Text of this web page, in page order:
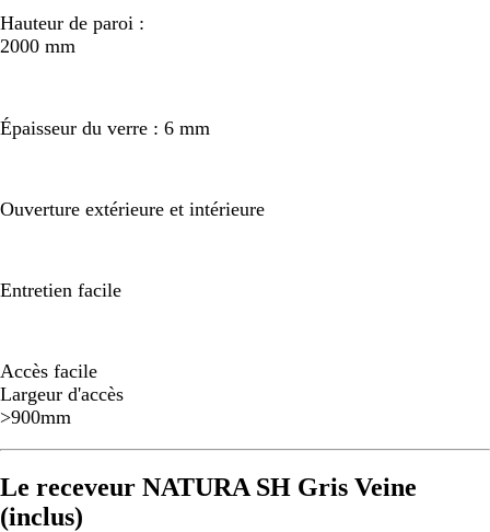
Hauteur de paroi :
2000 mm
Épaisseur du verre : 6 mm
Ouverture extérieure et intérieure
Entretien facile
Accès facile
Largeur d'accès
>900mm
Le receveur NATURA SH Gris Veine
(inclus)